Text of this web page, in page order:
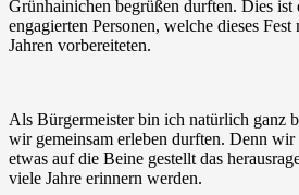
Grünhainichen begrüßen durften. Dies
engagierten Personen, welche dieses
Jahren vorbereiteten.
Als Bürgermeister bin ich natürlich ganz
wir gemeinsam erleben durften. Denn wir
etwas auf die Beine gestellt das
viele Jahre erinnern werden.